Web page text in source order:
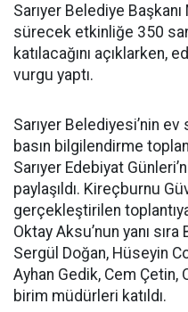
Sarıyer Belediye
sürecek etkinliğe 350
katılacağını açıklarken,
vurgu yaptı.
Sarıyer Belediyesi’nin
basın bilgilendirme
Sarıyer Edebiyat
paylaşıldı. Kireçburnu
gerçekleştirilen
Oktay Aksu’nun yanı sıra
Sergül Doğan, Hüseyin
Ayhan Gedik, Cem
birim müdürleri katıldı.